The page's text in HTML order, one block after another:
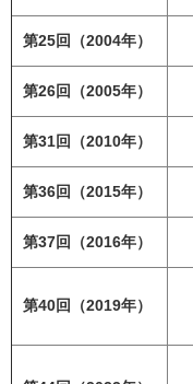
第25回（2004年）
第26回（2005年）
第31回（2010年）
第36回（2015年）
第37回（2016年）
第40回（2019年）